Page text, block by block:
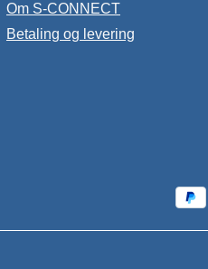
Om S-CONNECT
Betaling og levering